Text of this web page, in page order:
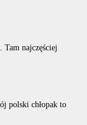
Tam najczęściej
polski chłopak to